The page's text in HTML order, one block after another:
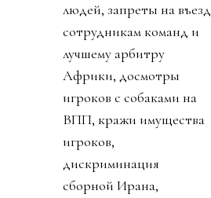
людей, запреты на въезд
сотрудникам команд и
лучшему арбитру
Африки, досмотры
игроков с собаками на
ВПП, кражи имущества
игроков,
дискриминация
сборной Ирана,